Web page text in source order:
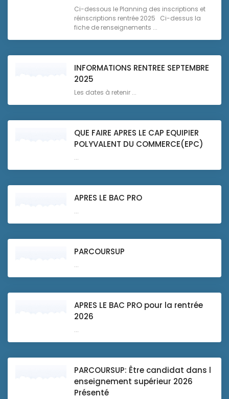
Ci-dessous le Planning des inscriptions et
réinscriptions rentrée 2025 Ci-dessus la
fiche de renseignements ...
INFORMATIONS RENTREE SEPTEMBRE
2025
Les dates à retenir ...
QUE FAIRE APRES LE CAP EQUIPIER
POLYVALENT DU COMMERCE(EPC)
...
APRES LE BAC PRO
...
PARCOURSUP
...
APRES LE BAC PRO pour la rentrée
2026
...
PARCOURSUP: Être candidat dans l
enseignement supérieur 2026
Présenté